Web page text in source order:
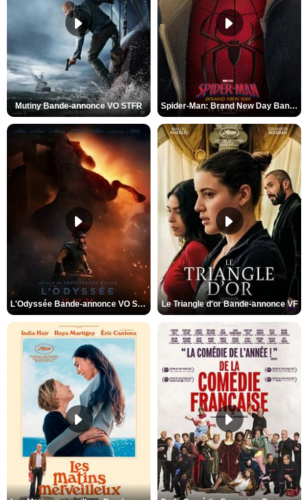
Mutiny Bande-annonce VO STFR Spider-Man: Brand New Day Bande-annonce VO STFR
L'Odyssée Bande-annonce VO STFR Le Triangle d'or Bande-annonce VF